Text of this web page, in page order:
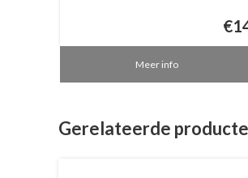
Meer info
Gerelateerde